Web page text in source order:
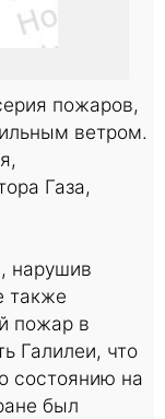
пожаров,
ветром.
Газа,
нарушив
также
пожар в
Галилеи, что
состоянию на
был